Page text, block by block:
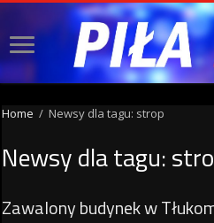
Home / Newsy dla tagu: strop
Newsy dla tagu:
Zawalony budynek w